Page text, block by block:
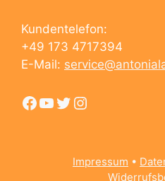
Kundentelefon:
+49 173 4717394
E-Mail:
Facebook
YouTube
Twitter
Instagram
Impressum •